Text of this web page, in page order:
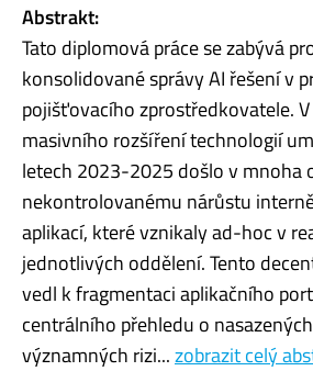
Abstrakt:
Tato diplomová práce se zabývá
konsolidované správy AI řešení v
pojišťovacího zprostředkovatele.
masivního rozšíření technologií
letech 2023-2025 došlo v mnoha
nekontrolovanému nárůstu
aplikací, které vznikaly ad-hoc v
jednotlivých oddělení. Tento
vedl k fragmentaci aplikačního
centrálního přehledu o
významných rizi...zobrazit celý